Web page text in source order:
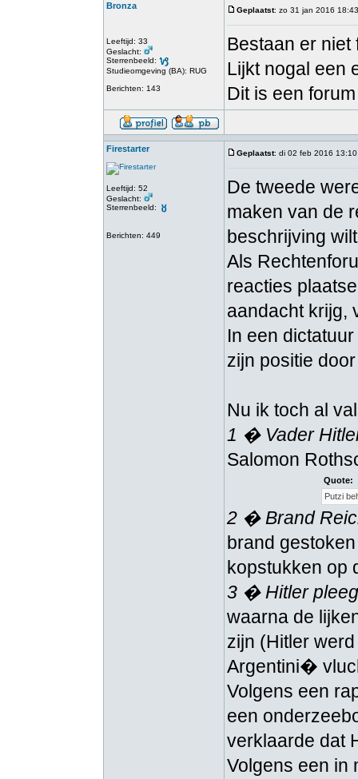
Bronza
Leeftijd: 33
Geslacht:
Sterrenbeeld:
Studieomgeving (BA): RUG
Berichten: 143
Geplaatst: zo 31 jan 2016 18:43
Bestaan er
Lijkt nogal een
Dit is een
Firestarter
Leeftijd: 52
Geslacht:
Sterrenbeeld:
Berichten: 449
Geplaatst: di 02 feb 2016 13:10
De tweede
maken van de
beschrijving
Als
reacties
aandacht krijg,
In een
zijn positie
Nu ik toch al
1 � Vader
Salomon
Quote:
Putzi
2 � Brand
brand
kopstukken op
3 � Hitler
waarna de
zijn (Hitler
Argentini�
Volgens een
een
verklaarde dat
Volgens een in